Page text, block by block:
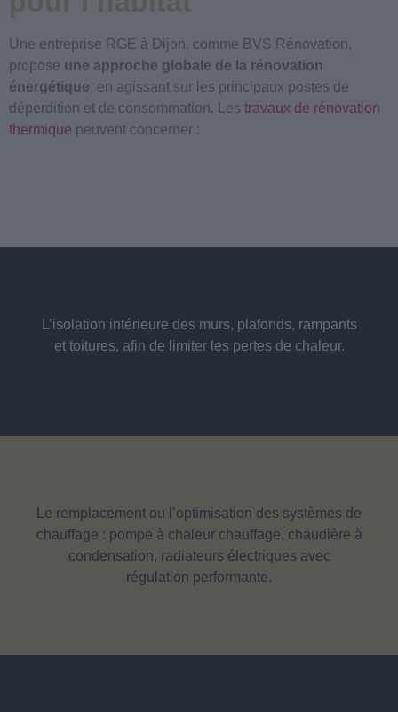
Une entreprise RGE à Dijon, comme BVS Rénovation,
propose une approche globale de la rénovation
énergétique, en agissant sur les principaux postes de
déperdition et de consommation. Les travaux de rénovation
thermique peuvent concerner :
L’isolation intérieure des murs, plafonds, rampants
et toitures, afin de limiter les pertes de chaleur.
Le remplacement ou l’optimisation des systèmes de
chauffage : pompe à chaleur chauffage, chaudière à
condensation, radiateurs électriques avec
régulation performante.